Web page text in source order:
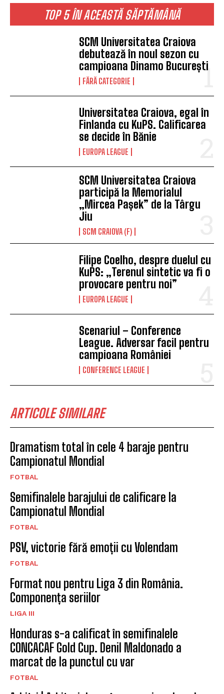
TOP 5 ÎN ACEASTĂ SĂPTĂMÂNĂ
SCM Universitatea Craiova
debutează în noul sezon cu
campioana Dinamo București
FĂRĂ CATEGORIE
Universitatea Craiova, egal în
Finlanda cu KuPS. Calificarea
se decide în Bănie
EUROPA LEAGUE
SCM Universitatea Craiova
participă la Memorialul
„Mircea Pașek” de la Târgu
Jiu
SCM CRAIOVA (F)
Filipe Coelho, despre duelul cu
KuPS: „Terenul sintetic va fi o
provocare pentru noi”
EUROPA LEAGUE
Scenariul – Conference
League. Adversar facil pentru
campioana României
CONFERENCE LEAGUE
ARTICOLE SIMILARE
Dramatism total în cele 4 baraje pentru
Campionatul Mondial
FOTBAL
Semifinalele barajului de calificare la
Campionatul Mondial
FOTBAL
PSV, victorie fără emoții cu Volendam
FOTBAL
Format nou pentru Liga 3 din România.
Componența seriilor
LIGA III
Honduras s-a calificat în semifinalele
CONCACAF Gold Cup. Denil Maldonado a
marcat de la punctul cu var
FOTBAL